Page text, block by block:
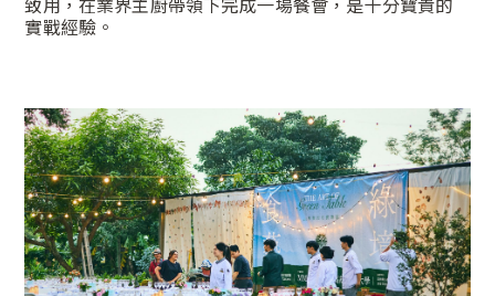
致用，在業界主廚帶領下完成一場餐會，是十分寶貴的
實戰經驗。